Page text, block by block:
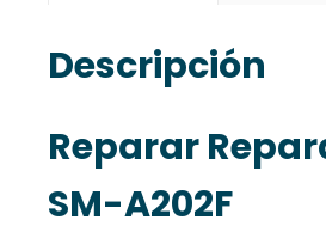
Descripción
Reparar
SM-A202F